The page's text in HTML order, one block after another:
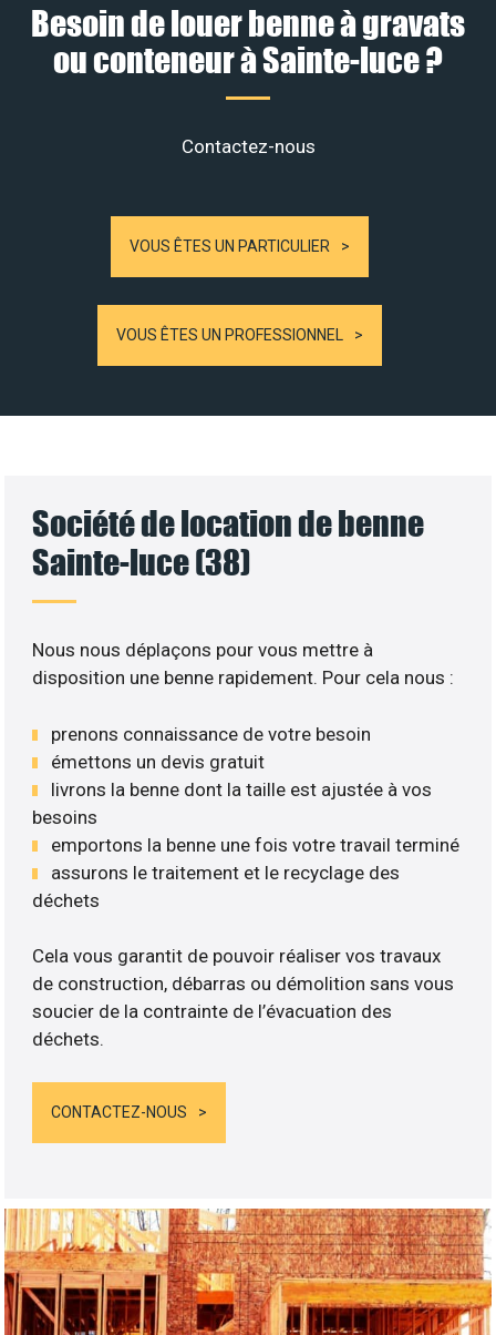
Besoin de louer benne à gravats
ou conteneur à Sainte-luce ?
Contactez-nous
VOUS ÊTES UN PARTICULIER
VOUS ÊTES UN PROFESSIONNEL
Société de location de benne
Sainte-luce (38)
Nous nous déplaçons pour vous mettre à
disposition une benne rapidement. Pour cela nous :
prenons connaissance de votre besoin
émettons un devis gratuit
livrons la benne dont la taille est ajustée à vos
besoins
emportons la benne une fois votre travail terminé
assurons le traitement et le recyclage des
déchets
Cela vous garantit de pouvoir réaliser vos travaux
de construction, débarras ou démolition sans vous
soucier de la contrainte de l’évacuation des
déchets.
CONTACTEZ-NOUS